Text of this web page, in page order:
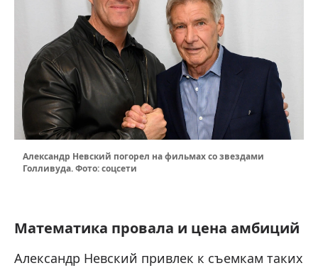
Александр Невский погорел на фильмах со звездами
Голливуда. Фото: соцсети
Математика провала и цена амбиций
Александр Невский привлек к съемкам таких